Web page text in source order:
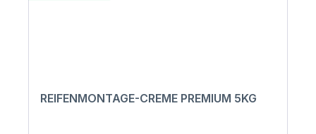
REIFENMONTAGE-CREME PREMIUM 5KG